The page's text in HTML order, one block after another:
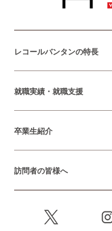
レコールバンタンの特長
就職実績・就職支援
卒業生紹介
訪問者の皆様へ